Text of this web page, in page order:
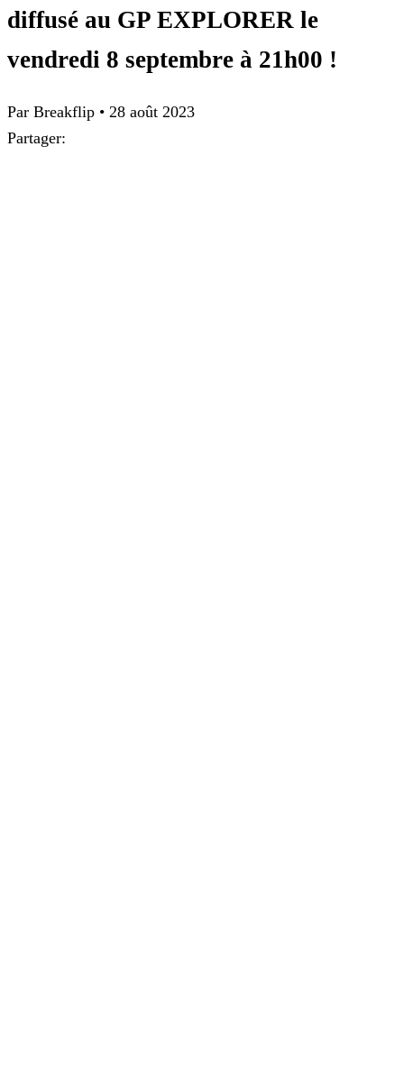
diffusé au GP EXPLORER le
vendredi 8 septembre à 21h00 !
Par Breakflip • 28 août 2023
Partager: